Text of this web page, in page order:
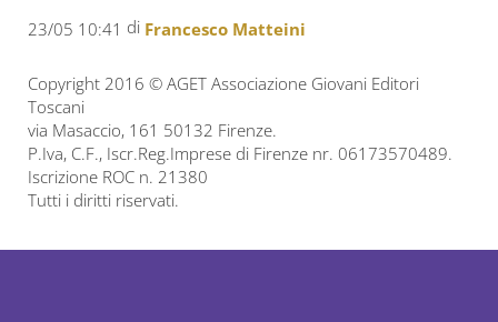
23/05 10:41 di Francesco Matteini
Copyright 2016 © AGET Associazione Giovani Editori
Toscani
via Masaccio, 161 50132 Firenze.
P.Iva, C.F., Iscr.Reg.Imprese di Firenze nr. 06173570489.
Iscrizione ROC n. 21380
Tutti i diritti riservati.